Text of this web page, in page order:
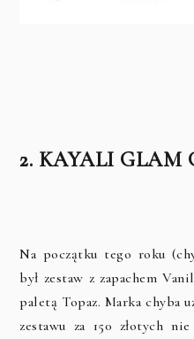
2. KAYALI GLAM
Na początku tego roku
był zestaw z zapachem
paletą Topaz. Marka chyba
zestawu za 150 złotych